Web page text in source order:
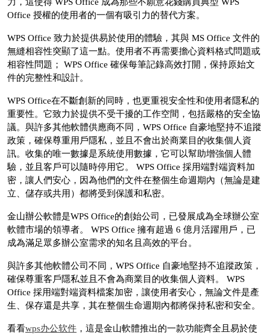
Office 授權的使用者的一個有吸引力的替代方案。
WPS Office 致力於提供易於使用的體驗，其與 MS Office 文件的
無縫相容性突顯了這一點。使用者不再需要擔心資料格式問題或
相容性問題； WPS Office 確保每筆記錄高效打開，保持原始文
件的完整性和設計。
WPS Office在不斷創新的同時，也更重視安全性和使用者隱私的
重要性。它致力於提供不受干擾的工作空間，包括嚴格的安全協
議。與許多其他軟體供應商不同，WPS Office 自豪地堅持不追蹤
政策，確保尊重用戶隱私，並且不會出於商業目的收集個人資
訊。收集的唯一數據是系統使用數據，它可以幫助增強個人體
驗，並且客戶可以隨時停用它。 WPS Office 採用端對端資料加
密，讓人們安心，因為他們的文件在整個生命週期內（無論是建
立、儲存或共用）都將受到保護和私密。
金山辦公軟體是WPS Office的創始公司，已發展成為全球辦公室
軟體市場的領導者。 WPS Office 擁有超過 6 億月活躍用戶，已
成為滿足眾多辦公室需求的知名且高效的平台。
與許多其他軟體公司不同，WPS Office 自豪地堅持不追蹤政策，
確保尊重客戶隱私並且不會為商業目的收集個人資料。 WPS
Office 採用端對端資料檔案加密，讓使用者安心，無論文件是產
生、保存還是共享，其在整個生命週期內都將保持私密和安全。
看看wps办公软件 ，這是金山軟體推出的一款功能齊全且易於使